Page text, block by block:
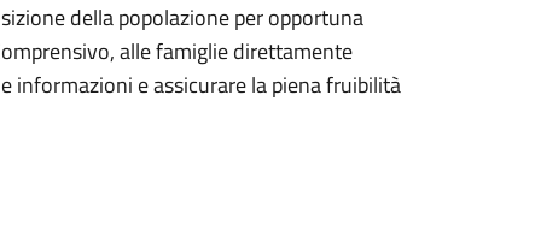
della popolazione per opportuna
alle famiglie direttamente
informazioni e assicurare la piena fruibilità